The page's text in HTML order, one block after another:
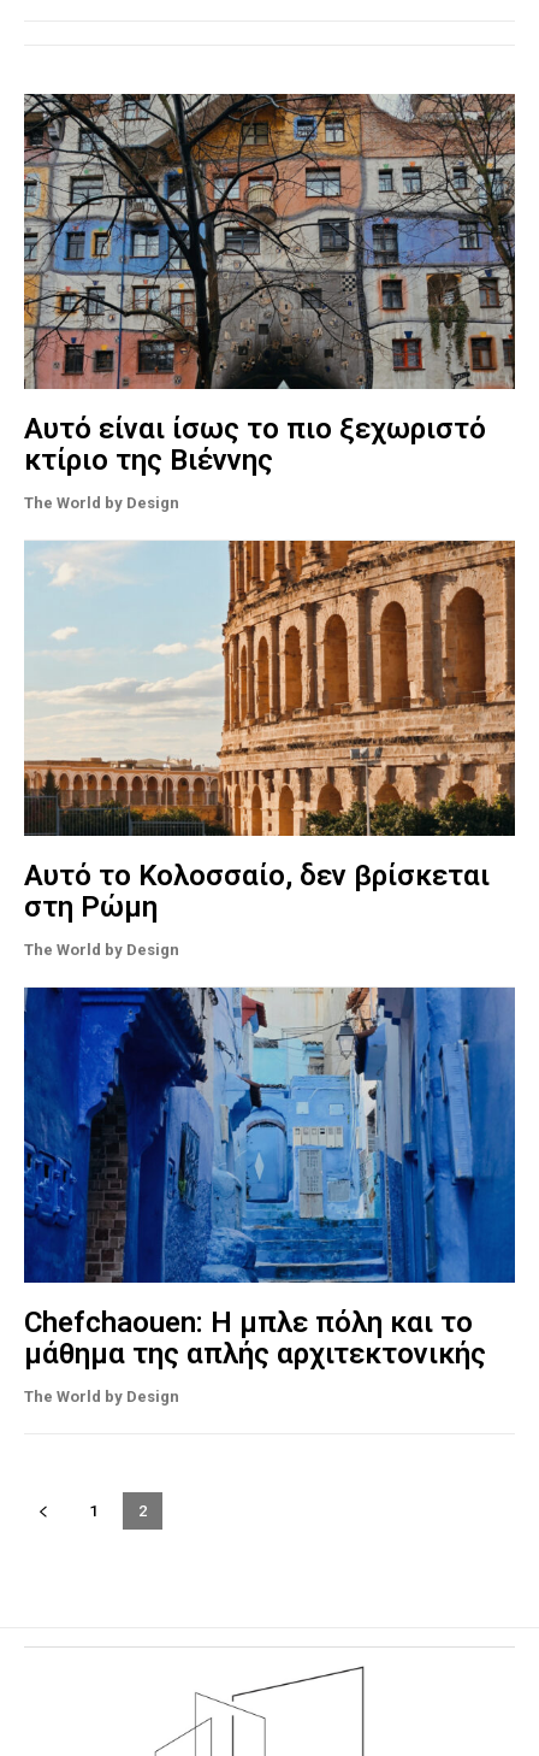
Αυτό είναι ίσως το πιο ξεχωριστό
κτίριο της Βιέννης
The World by Design
Αυτό το Κολοσσαίο, δεν βρίσκεται
στη Ρώμη
The World by Design
Chefchaouen: Η μπλε πόλη και το
μάθημα της απλής αρχιτεκτονικής
The World by Design
1 2